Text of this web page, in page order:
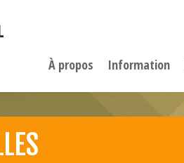
À propos Information